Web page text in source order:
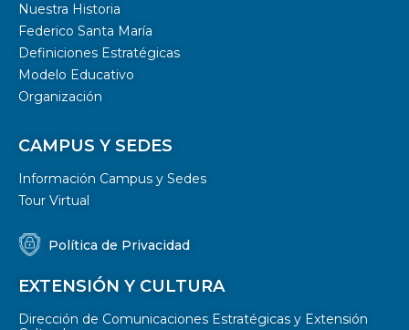
Nuestra Historia
Federico Santa María
Definiciones Estratégicas
Modelo Educativo
Organización
CAMPUS Y SEDES
Información Campus y Sedes
Tour Virtual
Política de Privacidad
EXTENSIÓN Y CULTURA
Dirección de Comunicaciones Estratégicas y Extensión